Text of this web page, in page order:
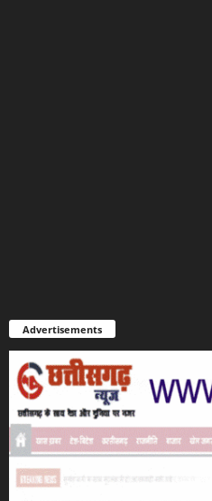
Advertisements